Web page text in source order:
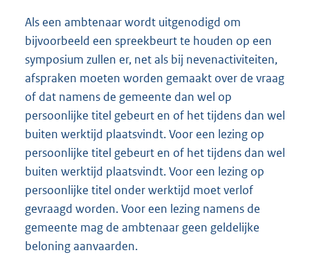
Als een ambtenaar wordt uitgenodigd om
bijvoorbeeld een spreekbeurt te houden op een
symposium zullen er, net als bij nevenactiviteiten,
afspraken moeten worden gemaakt over de vraag
of dat namens de gemeente dan wel op
persoonlijke titel gebeurt en of het tijdens dan wel
buiten werktijd plaatsvindt. Voor een lezing op
persoonlijke titel gebeurt en of het tijdens dan wel
buiten werktijd plaatsvindt. Voor een lezing op
persoonlijke titel onder werktijd moet verlof
gevraagd worden. Voor een lezing namens de
gemeente mag de ambtenaar geen geldelijke
beloning aanvaarden.